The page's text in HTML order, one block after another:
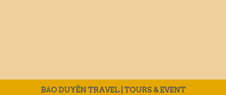
BẢO DUYÊN TRAVEL | TOURS & EVENT